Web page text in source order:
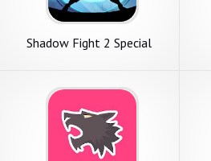
Shadow Fight 2 Special